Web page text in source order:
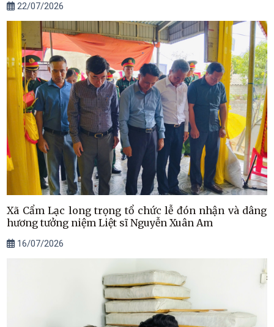
22/07/2026
Xã Cẩm Lạc long trọng tổ chức lễ đón nhận và dâng
hương tưởng niệm Liệt sĩ Nguyễn Xuân Am
16/07/2026